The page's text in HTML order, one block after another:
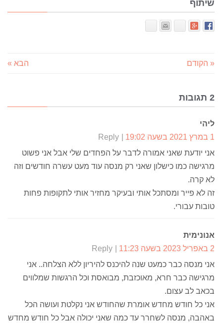
שיתוף
« הקודם הבא »
2 תגובות
ליהי
1 במרץ 2021 בשעה 19:02
Reply
אני יודעת שאני אמורה לדבר על הפחדים שלי אבל אני פשוט
מרגישה כמו כישלון שאני רק מנסה עוד מעט עשרה חודשים וזה
לא קרה.
זה לא פייר ומסתכל אותי ובעיקר מחזיר אותי לתקופות פחות
טובות עבורי.
אנונימית
2 באפריל 2023 בשעה 11:23
Reply
אני מנסה כבר כמעט שנה להיכנס להיריון ללא הצלחה.. אני
מרגישה כבר חרא, מאוכזבת, מבואסת וכל הרגשות שמלווים
בכאב לב עצום.
אני כל חודש מחדש אומרת שהחודש אני נקלטת ועושה הכל
באהבה, מנסה לשחרר עד כמה שאני יכולה אבל כל חודש מחדש